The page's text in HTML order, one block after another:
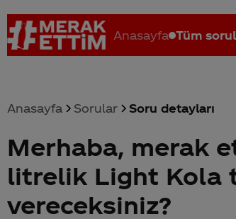
Anasayfa Tüm
Coca-Cola nerenin malı? Coca cola İsrail
Anasayfa Sorular Soru detayları
Merhaba, merak
litrelik Light Kola
vereceksiniz?